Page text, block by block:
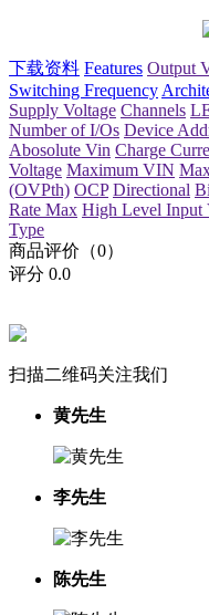
下载资料 Features Output
Switching Frequency
Supply Voltage Channels
Number of I/Os Device
Abosolute Vin Charge
Voltage Maximum VIN
(OVPth) OCP Directional
Rate Max High Level Input
Type
商品评价（0）
评分 0.0
扫描二维码关注我们
黄先生
李先生
陈先生